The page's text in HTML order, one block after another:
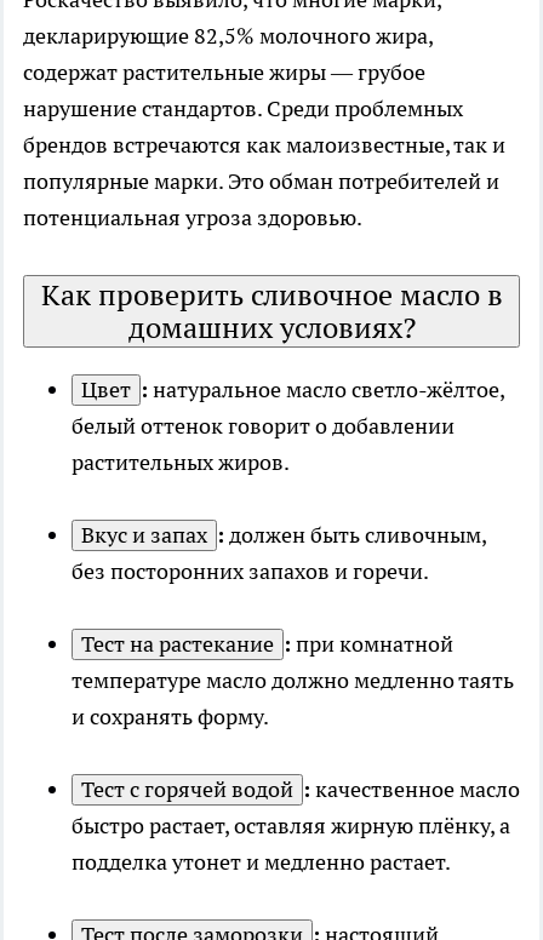
декларирующие 82,5% молочного жира,
содержат растительные жиры — грубое
нарушение стандартов. Среди проблемных
брендов встречаются как малоизвестные, так и
популярные марки. Это обман потребителей и
потенциальная угроза здоровью.
Как проверить сливочное масло в
домашних условиях?
Цвет : натуральное масло светло-жёлтое,
белый оттенок говорит о добавлении
растительных жиров.
Вкус и запах : должен быть сливочным,
без посторонних запахов и горечи.
Тест на растекание : при комнатной
температуре масло должно медленно таять
и сохранять форму.
Тест с горячей водой : качественное масло
быстро растает, оставляя жирную плёнку, а
подделка утонет и медленно растает.
Тест после заморозки : настоящий